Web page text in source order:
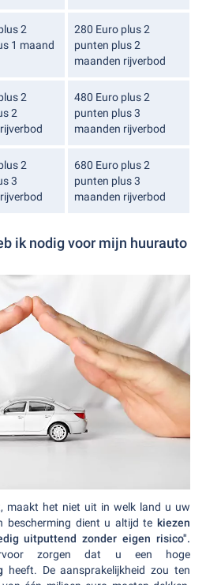
2
1 maand
280 Euro plus 2
punten plus 2
maanden rijverbod
2
2
480 Euro plus 2
punten plus 3
maanden rijverbod
2
3
680 Euro plus 2
punten plus 3
maanden rijverbod
ik nodig voor mijn huurauto
maakt het niet uit in welk land u uw
bescherming dient u altijd te kiezen
uitputtend zonder eigen risico".
zorgen dat u een hoge
heeft. De aansprakelijkheid zou ten